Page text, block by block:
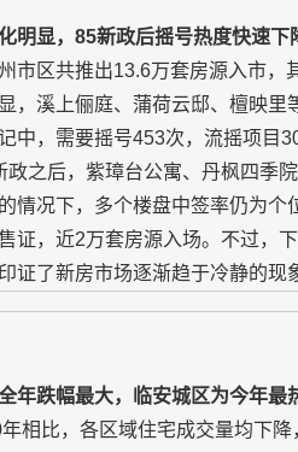
明显，85新政后摇号热度快速下
市区共推出13.6万套房源入市，
，溪上俪庭、蒲荷云邸、檀映
中，需要摇号453次，流摇项目
政之后，紫璋台公寓、丹枫四季
情况下，多个楼盘中签率仍为个
证，近2万套房源入场。不过，
证了新房市场逐渐趋于冷静的现
年跌幅最大，临安城区为今年最
相比，各区域住宅成交量均下